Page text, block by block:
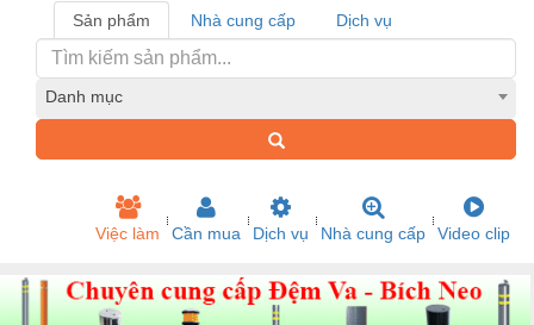
Sản phẩm Nhà cung cấp Dịch vụ
Danh mục
Việc làm Cần mua Dịch vụ Nhà cung cấp Video clip